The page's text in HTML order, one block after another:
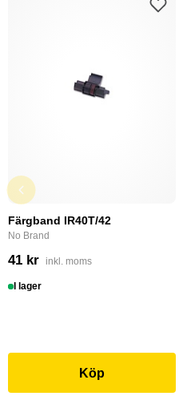
Färgband IR40T/42
No Brand
41 kr inkl. moms
I lager
Köp